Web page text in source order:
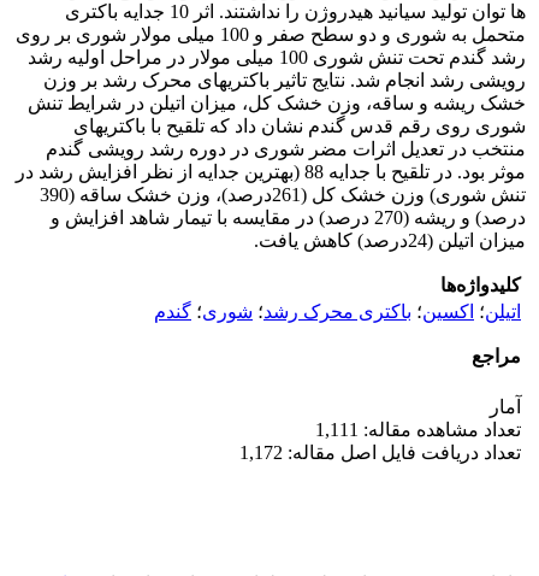
ها توان تولید سیانید هیدروژن را نداشتند. اثر 10 جدایه باکتری
متحمل به شوری و دو سطح صفر و 100 میلی مولار شوری بر روی
رشد گندم تحت تنش شوری 100 میلی مولار در مراحل اولیه رشد
رویشی رشد انجام شد. نتایج تاثیر باکتریهای محرک رشد بر وزن
خشک ریشه و ساقه، وزن خشک کل، میزان اتیلن در شرایط تنش
شوری روی رقم قدس گندم نشان داد که تلقیح با باکتریهای
منتخب در تعدیل اثرات مضر شوری در دوره رشد رویشی گندم
موثر بود. در تلقیح با جدایه 88 (بهترین جدایه از نظر افزایش رشد در
تنش شوری) وزن خشک کل (261درصد)، وزن خشک ساقه (390
درصد) و ریشه (270 درصد) در مقایسه با تیمار شاهد افزایش و
میزان اتیلن (24درصد) کاهش یافت.
کلیدواژه‌ها
اتیلن؛ اکسین؛ باکتری محرک رشد؛ شوری؛ گندم
مراجع
آمار
تعداد مشاهده مقاله: 1,111
تعداد دریافت فایل اصل مقاله: 1,172